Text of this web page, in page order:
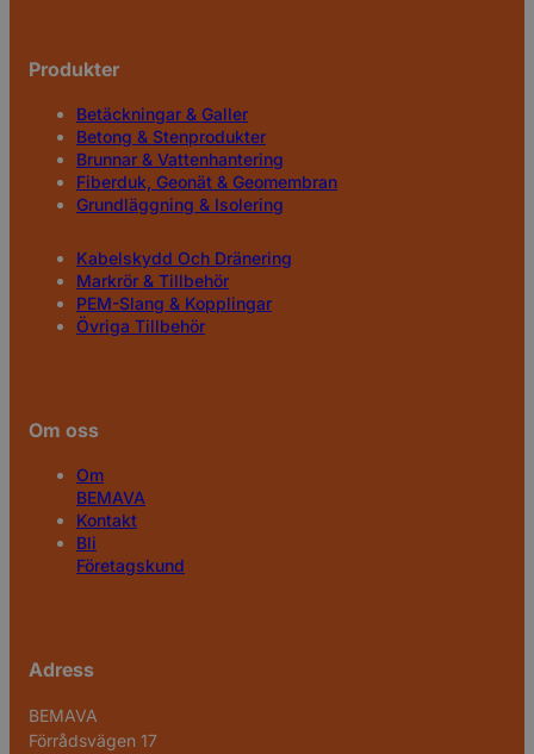
Produkter
Betäckningar & Galler
Betong & Stenprodukter
Brunnar & Vattenhantering
Fiberduk, Geonät & Geomembran
Grundläggning & Isolering
Kabelskydd Och Dränering
Markrör & Tillbehör
PEM-Slang & Kopplingar
Övriga Tillbehör
Om oss
Om
BEMAVA
Kontakt
Bli
Företagskund
Adress
BEMAVA
Förrådsvägen 17